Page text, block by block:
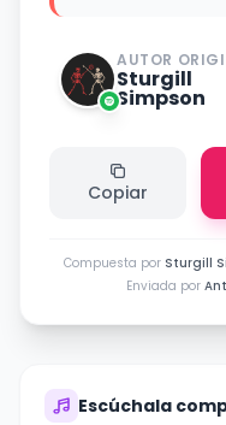
AUTOR
Sturgill
Simpson
Copiar
Compuesta por Sturgill
Enviada por
Escúchala